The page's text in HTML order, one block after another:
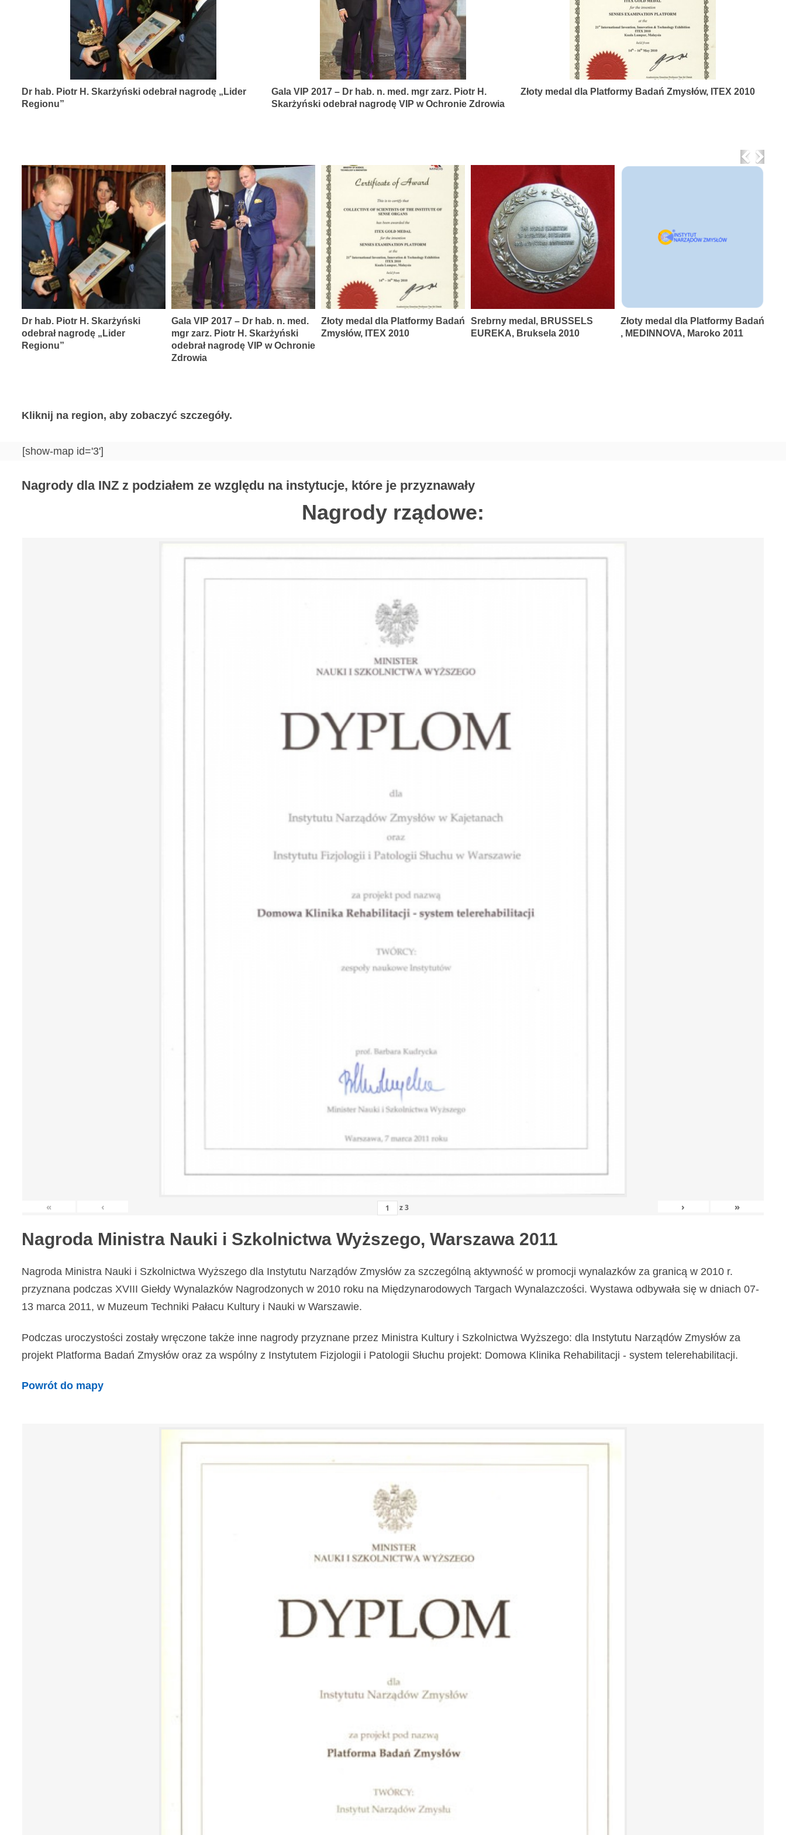
schorzeń
narządów
Dr hab. Piotr H. Skarżyński odebrał nagrodę „Lider
Regionu”
Gala VIP 2017 – Dr hab. n. med. mgr zarz. Piotr H.
Skarżyński odebrał nagrodę VIP w Ochronie Zdrowia
Złoty medal dla Platformy Badań Zmysłów, ITEX 2010
Dr hab. Piotr H. Skarżyński
odebrał nagrodę „Lider
Regionu”
Gala VIP 2017 – Dr hab. n. med.
mgr zarz. Piotr H. Skarżyński
odebrał nagrodę VIP w Ochronie
Zdrowia
Złoty medal dla Platformy Badań
Zmysłów, ITEX 2010
Srebrny medal, BRUSSELS
EUREKA, Bruksela 2010
Złoty medal dla Platformy Badań
, MEDINNOVA, Maroko 2011
Next
Kliknij na region, aby zobaczyć szczegóły.
[show-map id='3']
Nagrody dla INZ z podziałem ze względu na instytucje, które je przyznawały
Nagrody rządowe:
« ‹ z3 › »
Nagroda Ministra Nauki i Szkolnictwa Wyższego, Warszawa 2011
Nagroda Ministra Nauki i Szkolnictwa Wyższego dla Instytutu Narządów Zmysłów za szczególną aktywność w promocji wynalazków za granicą w 2010 r.
przyznana podczas XVIII Giełdy Wynalazków Nagrodzonych w 2010 roku na Międzynarodowych Targach Wynalazczości. Wystawa odbywała się w dniach 07-
13 marca 2011, w Muzeum Techniki Pałacu Kultury i Nauki w Warszawie.
Podczas uroczystości zostały wręczone także inne nagrody przyznane przez Ministra Kultury i Szkolnictwa Wyższego: dla Instytutu Narządów Zmysłów za
projekt Platforma Badań Zmysłów oraz za wspólny z Instytutem Fizjologii i Patologii Słuchu projekt: Domowa Klinika Rehabilitacji - system telerehabilitacji.
Powrót do mapy